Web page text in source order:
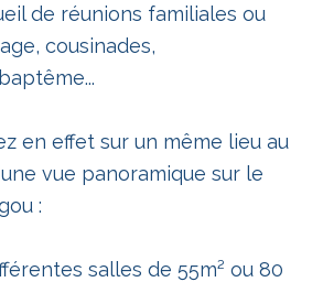
de réunions familiales ou
cousinades,
en effet sur un même lieu au
vue panoramique sur le
:
salles de 55m² ou 80